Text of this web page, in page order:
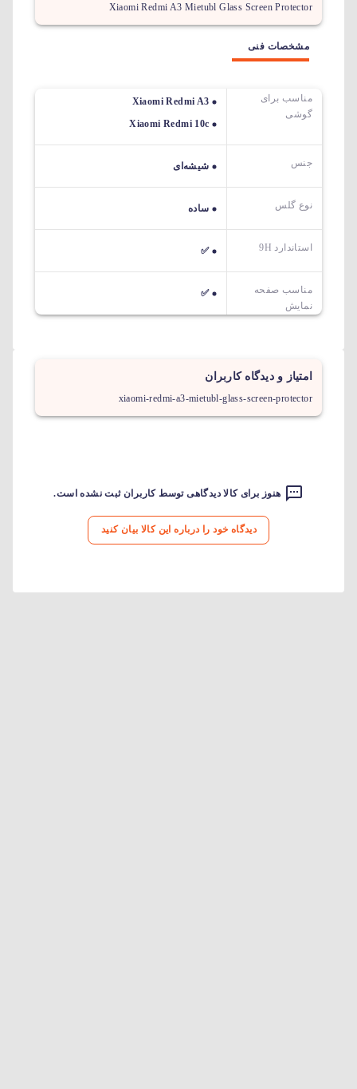
Xiaomi Redmi A3 Mietubl Glass Screen Protector
مشخصات فنی
مناسب برای
گوشی
Xiaomi Redmi A3
Xiaomi Redmi 10c
جنس شیشه‌ای
نوع گلس ساده
استاندارد 9H ✅
مناسب صفحه
نمایش
✅
امتیاز و دیدگاه کاربران
xiaomi-redmi-a3-mietubl-glass-screen-protector
هنوز برای کالا دیدگاهی توسط کاربران ثبت نشده است.
دیدگاه خود را درباره این کالا بیان کنید